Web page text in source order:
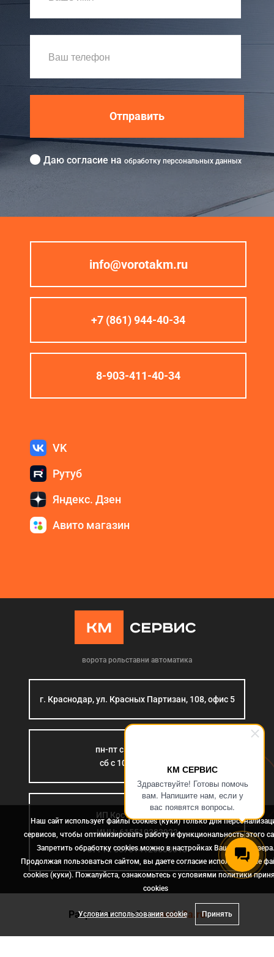
КМ СЕРВИС
Здравствуйте! Готовы помочь
вам. Напишите нам, если у
вас появятся вопросы.
Отправить
Даю согласие на обработку персональных данных
info@vorotakm.ru
+7 (861) 944-40-34
8-903-411-40-34
VK
Рутуб
Яндекс. Дзен
Авито магазин
ворота рольставни автоматика
г. Краснодар, ул. Красных Партизан, 108, офис 5
пн-пт с 9:00 до 18:00
сб с 10:00 до 15:00
ИП Костромина Л.Б.
ИНН: 615510383923
ОГРН: 307614126000015
Разработка сайта- web-2a.ru
Наш сайт использует файлы cookies (куки) только для
сервисов, чтобы оптимизировать работу и функциональность этого
Запретить обработку cookies можно в настройках Вашего браузера.
Продолжая пользоваться сайтом, вы даете согласие использование
cookies (куки). Пожалуйста, ознакомьтесь с условиями политики
сookies
Условия использования cookie Принять